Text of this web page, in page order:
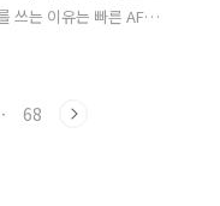
쓰는 이유는 빠른 AF와
근 사용해보고 있는 소
지만, FDR-AX700 캠
68